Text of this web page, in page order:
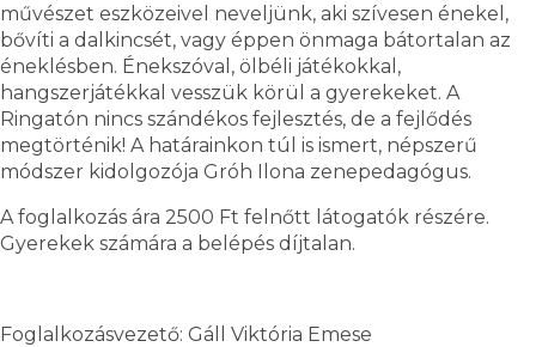
művészet eszközeivel neveljünk, aki szívesen énekel,
bővíti a dalkincsét, vagy éppen önmaga bátortalan az
éneklésben. Énekszóval, ölbéli játékokkal,
hangszerjátékkal vesszük körül a gyerekeket. A
Ringatón nincs szándékos fejlesztés, de a fejlődés
megtörténik! A határainkon túl is ismert, népszerű
módszer kidolgozója Gróh Ilona zenepedagógus.
A foglalkozás ára 2500 Ft felnőtt látogatók részére.
Gyerekek számára a belépés díjtalan.
Foglalkozásvezető: Gáll Viktória Emese